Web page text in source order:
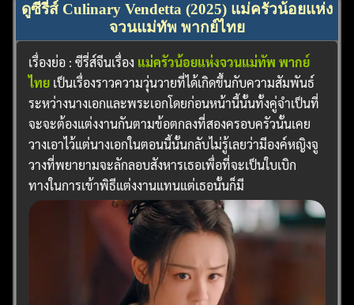
ดูซีรี่ส์ Culinary Vendetta (2025) แม่ครัวน้อยแห่ง
จวนแม่ทัพ พากย์ไทย
เรื่องย่อ : ซีรี่ส์จีนเรื่อง แม่ครัวน้อยแห่งจวนแม่ทัพ พากย์
ไทย เป็นเรื่องราวความวุ่นวายที่ได้เกิดขึ้นกับความสัมพันธ์
ระหว่างนางเอกและพระเอกโดยก่อนหน้านี้นั้นทั้งคู่จำเป็นที่
จะจะต้องแต่งงานกันตามข้อตกลงที่สองครอบครัวนั้นเคย
วางเอาไว้แต่นางเอกในตอนนี้นั้นกลับไม่รู้เลยว่ามีองค์หญิงจู
วางที่พยายามจะลักลอบสังหารเธอเพื่อที่จะเป็นใบเบิก
ทางในการเข้าพิธีแต่งงานแทนแต่เธอนั้นก็มี